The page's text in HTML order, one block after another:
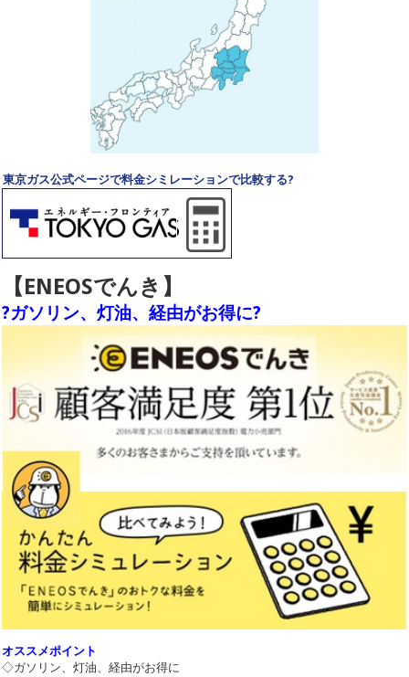
東京ガス公式ページで料金シミレーションで比較する?
【ENEOSでんき】
?ガソリン、灯油、経由がお得に?
オススメポイント
◇ガソリン、灯油、経由がお得に